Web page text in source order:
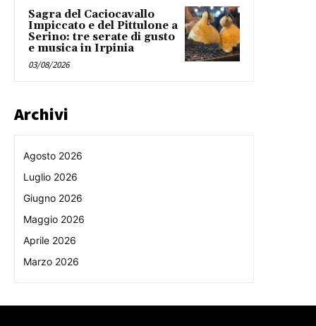
Sagra del Caciocavallo
Impiccato e del Pittulone a
Serino: tre serate di gusto
e musica in Irpinia
03/08/2026
Archivi
Agosto 2026
Luglio 2026
Giugno 2026
Maggio 2026
Aprile 2026
Marzo 2026